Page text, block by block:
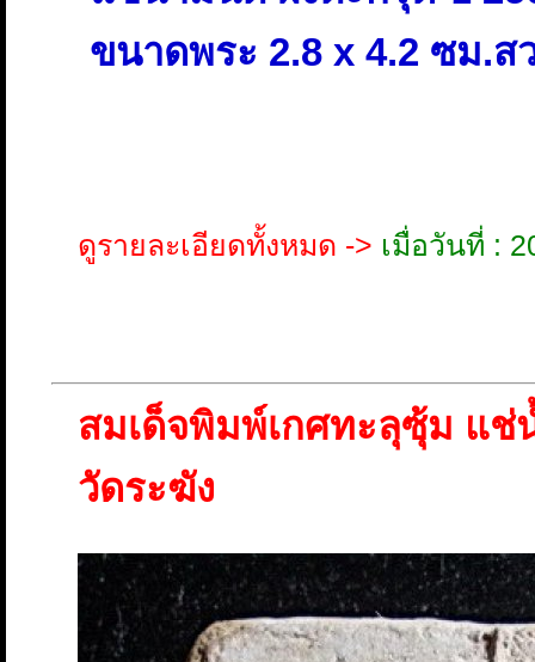
ขนาดพระ 2.8 x 4.2 ซม.ส
ดูรายละเอียดทั้งหมด -> เมื่อวันที่ :
สมเด็จพิมพ์เกศทะลุซุ้ม แ
วัดระฆัง